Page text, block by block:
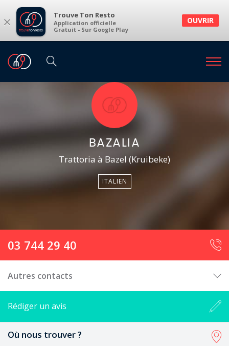
× Trouve Ton Resto
Application officielle
Gratuit - Sur Google Play
OUVRIR
BAZALIA
Trattoria à Bazel (Kruibeke)
ITALIEN
03 744 29 40
Autres contacts
Rédiger un avis
Où nous trouver ?